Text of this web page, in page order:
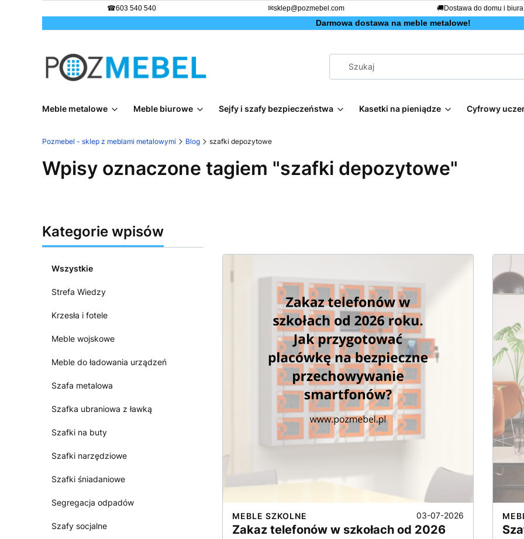
☎603 540 540 ✉sklep@pozmebel.com 🚚Dostawa do domu i biura
Darmowa dostawa na meble metalowe!
Meble metalowe Meble biurowe Sejfy i szafy bezpieczeństwa Kasetki na pieniądze Cyfrowy
Pozmebel - sklep z meblami metalowymi Blog szafki depozytowe
Wpisy oznaczone tagiem "szafki depozytowe"
Kategorie wpisów
Wszystkie
Strefa Wiedzy
Krzesła i fotele
Meble wojskowe
Meble do ładowania urządzeń
Szafa metalowa
Szafka ubraniowa z ławką
Szafki na buty
Szafki narzędziowe
Szafki śniadaniowe
Segregacja odpadów
Szafy socjalne
MEBLE SZKOLNE 03-07-2026
Zakaz telefonów w szkołach od 2026